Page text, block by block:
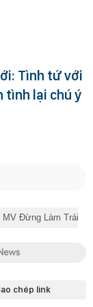
Tình tứ với
tình lại chú ý
Đừng Làm Trái
chép link